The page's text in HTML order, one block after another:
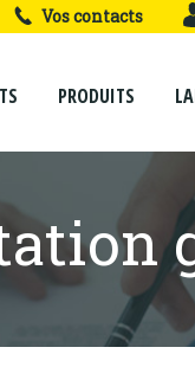
Vos contacts
PRODUITS